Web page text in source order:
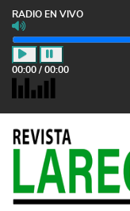
RADIO EN VIVO
00:00 / 00:00